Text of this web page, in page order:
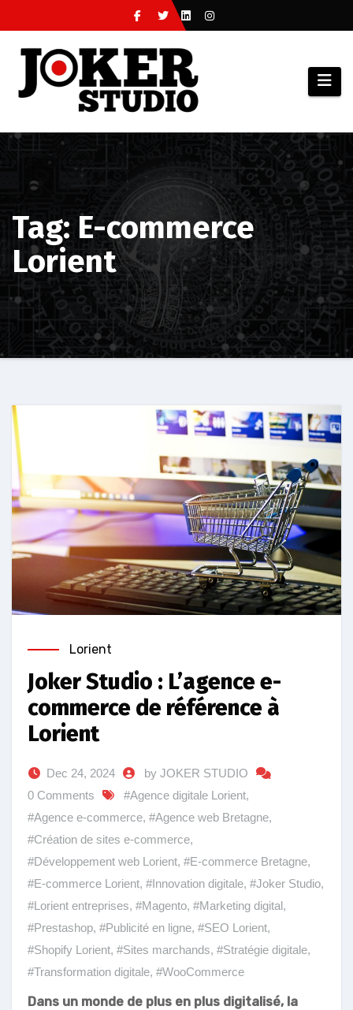
to
content
Tag: E-commerce
Lorient
Lorient
Joker Studio : L’agence e-
commerce de référence à
Lorient
Dec 24, 2024
by JOKER STUDIO
0 Comments
#Agence digitale Lorient,
#Agence e-commerce, #Agence web Bretagne,
#Création de sites e-commerce,
#Développement web Lorient, #E-commerce Bretagne,
#E-commerce Lorient, #Innovation digitale, #Joker Studio,
#Lorient entreprises, #Magento, #Marketing digital,
#Prestashop, #Publicité en ligne, #SEO Lorient,
#Shopify Lorient, #Sites marchands, #Stratégie digitale,
#Transformation digitale, #WooCommerce
Dans un monde de plus en plus digitalisé, la